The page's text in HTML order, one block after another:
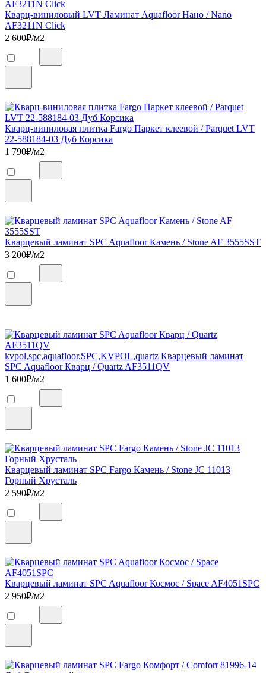
Кварц-виниловый LVT Ламинат Aquafloor Нано / Nano
AF3211N Click
2 600₽/м2
Кварц-виниловая плитка Fargo Паркет клеевой / Parquet LVT
22-588184-03 Дуб Корсика
1 790₽/м2
Кварцевый ламинат SPC Aquafloor Камень / Stone AF 3555SST
3 200₽/м2
kvpol,spc,aquafloor,SPC,KVPOL,quartz Кварцевый ламинат
SPC Aquafloor Кварц / Quartz AF3511QV
1 600₽/м2
Кварцевый ламинат SPC Fargo Камень / Stone JC 11013
Горный Хрусталь
2 590₽/м2
Кварцевый ламинат SPC Aquafloor Космос / Space AF4051SPC
2 950₽/м2